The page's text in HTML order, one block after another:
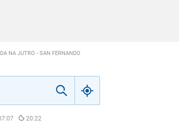
NA JUTRO - SAN FERNANDO
20:22